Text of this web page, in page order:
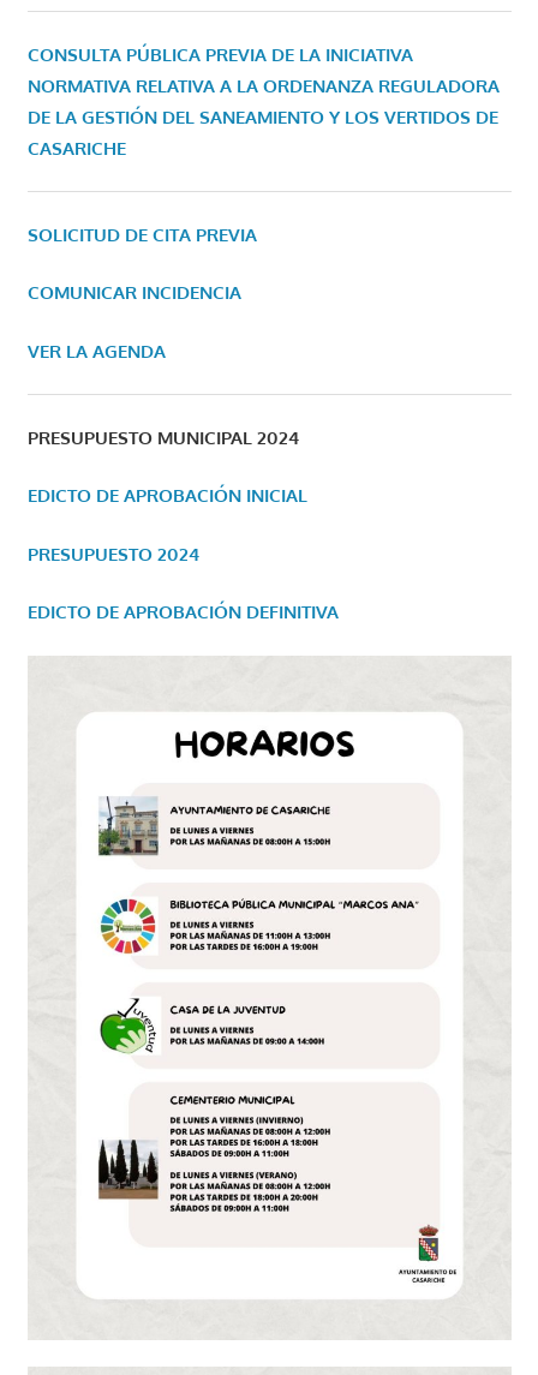
CONSULTA PÚBLICA PREVIA DE LA INICIATIVA
NORMATIVA RELATIVA A LA ORDENANZA REGULADORA
DE LA GESTIÓN DEL SANEAMIENTO Y LOS VERTIDOS DE
CASARICHE
SOLICITUD DE CITA PREVIA
COMUNICAR INCIDENCIA
VER LA AGENDA
PRESUPUESTO MUNICIPAL 2024
EDICTO DE APROBACIÓN INICIAL
PRESUPUESTO 2024
EDICTO DE APROBACIÓN DEFINITIVA